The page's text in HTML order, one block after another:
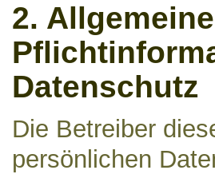
2.
Datenschutz
Die Betreiber
persönlichen